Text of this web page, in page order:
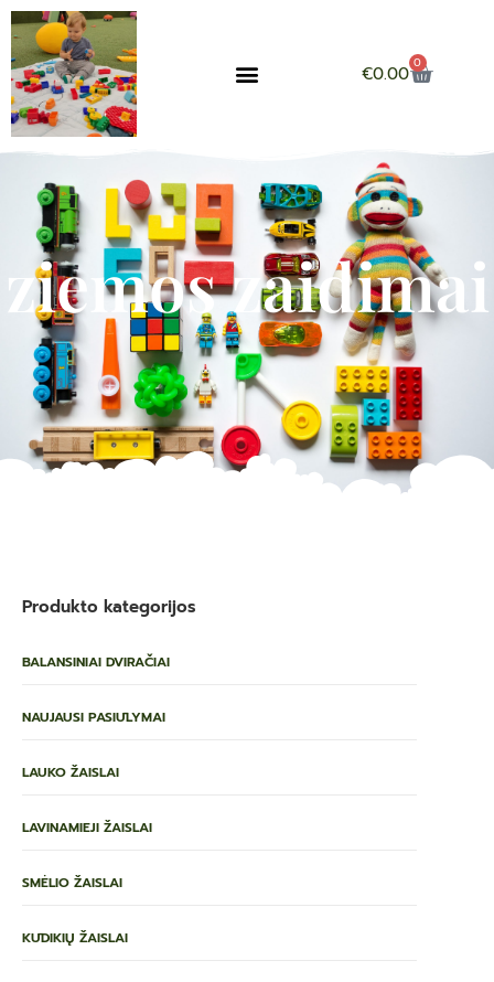
€0.00 0
ziemos zaidimai
Produkto kategorijos
BALANSINIAI DVIRAČIAI
NAUJAUSI PASIŪLYMAI
LAUKO ŽAISLAI
LAVINAMIEJI ŽAISLAI
SMĖLIO ŽAISLAI
KŪDIKIŲ ŽAISLAI